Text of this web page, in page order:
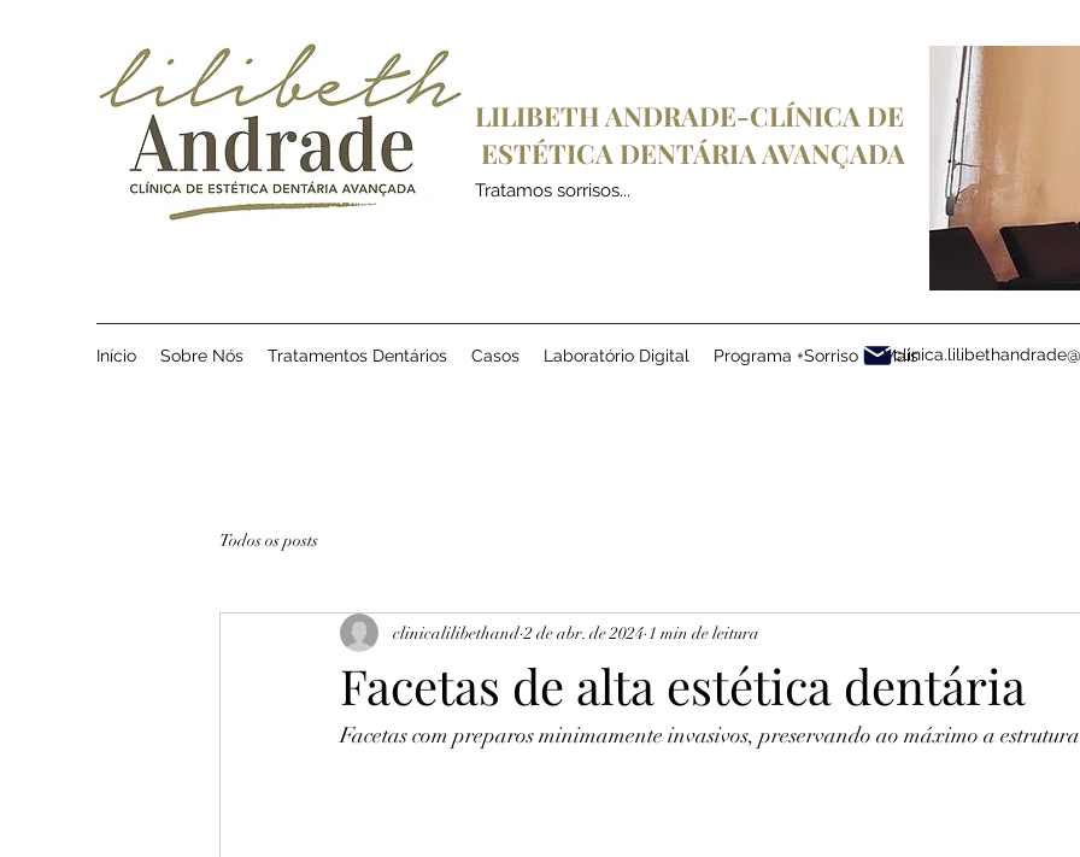
LILIBETH ANDRADE-CLÍNICA DE
ESTÉTICA DENTÁRIAAVANÇADA
Tratamos sorrisos...
Início Sobre Nós Tratamentos Dentários Casos Laboratório Digital Programa +Sorriso Mais
Todos os posts
Facetas de alta estética dentária
clinicalilibethand 2 de abr. de 2024 1 min de leitura
Facetas com preparos minimamente invasivos, preservando ao máximo a